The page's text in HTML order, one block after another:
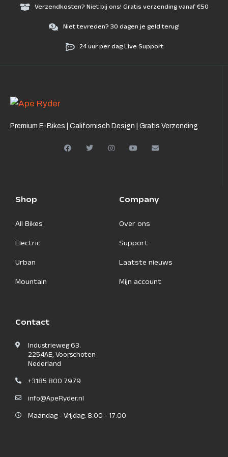
Verzendkosten? Niet bij ons! Gratis verzending vanaf €50
Niet tevreden? 30 dagen je geld terug!
24 uur per dag Live Support
Premium E-Bikes | Californisch Design | Gratis Verzending
Shop
All Bikes
Electric
Urban
Mountain
Company
Over ons
Support
Laatste nieuws
Mijn account
Contact
Industrieweg 63.
2254AE, Voorschoten
Nederland
+3185 800 7979
info@ApeRyder.nl
Maandag - Vrijdag: 8:00 - 17:00